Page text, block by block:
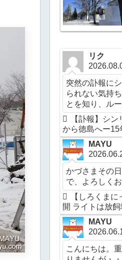
リク
突然の訃報に
られない気持
とを知り、ル
【訃報】シ
から徳島へー15
MAYU
かづさまその
で、よろしく
【しろくま
開 ライトは放
MAYU
こんにちは。